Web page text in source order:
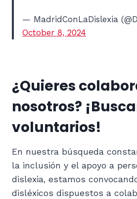
— MadridConLaDislexia
October 8, 2024
¿Quieres
nosotros?
voluntarios!
En nuestra búsqueda
la inclusión y el apoyo a
dislexia, estamos
disléxicos dispuestos a